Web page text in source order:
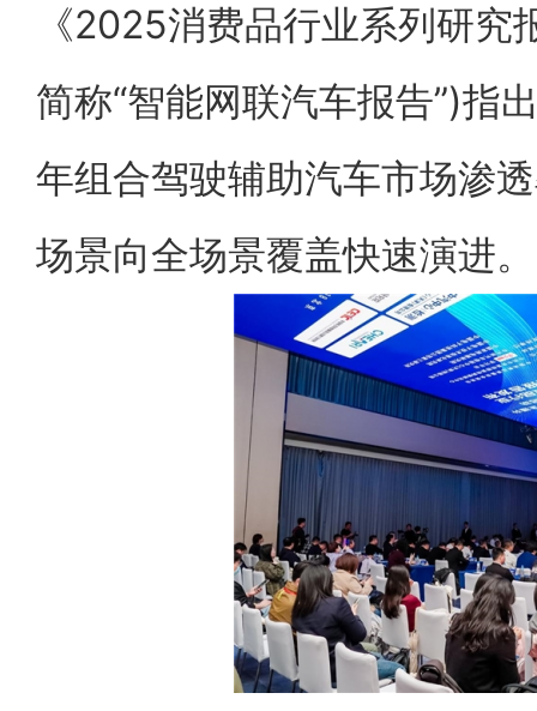
《2025消费品行业系列研
简称“智能网联汽车报告”)指
年组合驾驶辅助汽车市场渗
场景向全场景覆盖快速演进。